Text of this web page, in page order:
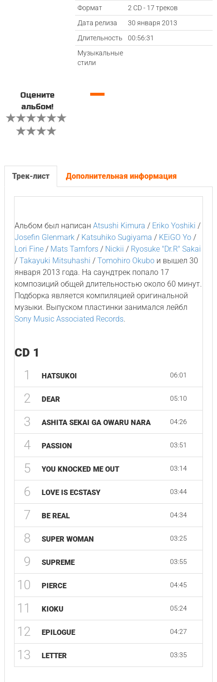
Формат
2 CD - 17 треков
Дата релиза
30 января 2013
Длительность
00:56:31
Музыкальные
стили
Оцените
альбом!
—
Трек-лист Дополнительная информация
Альбом был написан Atsushi Kimura / Eriko Yoshiki /
Josefin Glenmark/ Katsuhiko Sugiyama / KEiGO Yo/
Lori Fine/ Mats Tarnfors/ Nickii / Ryosuke "Dr.R" Sakai
/ Takayuki Mitsuhashi / Tomohiro Okuboи вышел 30
января 2013 года. На саундтрек попало 17
композиций общей длительностью около 60 минут.
Подборка является компиляцией оригинальной
музыки. Выпуском пластинки занимался лейбл
Sony Music Associated Records.
CD 1
1 HATSUKOI 06:01
2 DEAR 05:10
3 ASHITA SEKAI GA OWARU NARA 04:26
4 PASSION 03:51
5 YOU KNOCKED ME OUT 03:14
6 LOVE IS ECSTASY 03:44
7 BE REAL 04:34
8 SUPER WOMAN 03:25
9 SUPREME 03:55
10 PIERCE 04:45
11 KIOKU 05:24
12 EPILOGUE 04:27
13 LETTER 03:35